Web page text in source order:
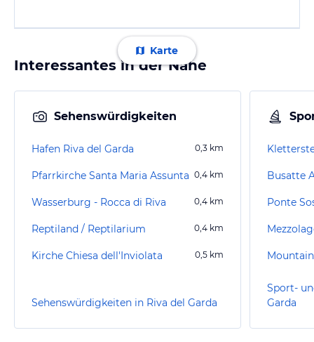
Karte
Interessantes in der Nähe
Sehenswürdigkeiten
Hafen Riva del Garda 0,3 km
Pfarrkirche Santa Maria Assunta 0,4 km
Wasserburg - Rocca di Riva 0,4 km
Reptiland / Reptilarium 0,4 km
Kirche Chiesa dell'Inviolata 0,5 km
Sehenswürdigkeiten in Riva del Garda
Busatte
Sport-
Garda